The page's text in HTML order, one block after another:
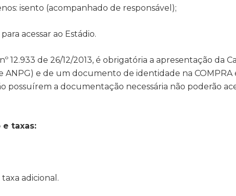
isento (acompanhado de responsável);
acessar ao Estádio.
12.933 de 26/12/2013, é obrigatória a apresentação da
ANPG) e de um documento de identidade na COMPRA
possuírem a documentação necessária não poderão
taxas:
adicional.